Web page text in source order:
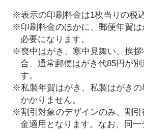
※表示の印刷料金は1枚当りの税
※印刷料金のほかに、郵便年賀は
必要になります。
※喪中はがき、寒中見舞い、挨拶
合、通常郵便はがき代85円が別
す。
※私製年賀はがき、私製はがきの
かかりません。
※割引対象のデザインのみ、割引
金適用となります。なお、同一